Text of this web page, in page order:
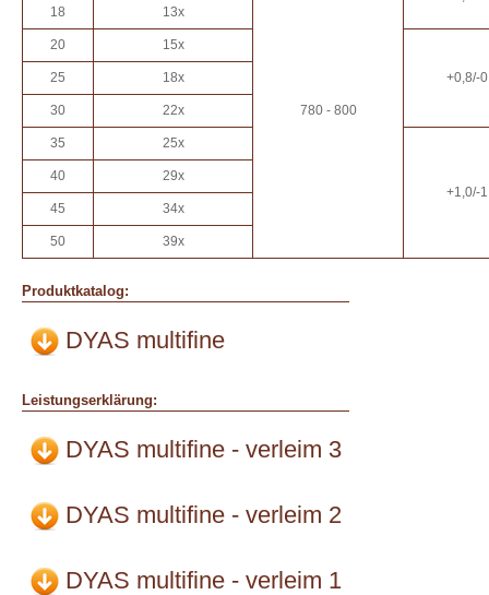
780 - 800
18
13x
20 15x
+0,8/-
25 18x
30 22x
35 25x
+1,0/-
40 29x
45 34x
50 39x
Produktkatalog:
DYAS multifine
Leistungserklärung:
DYAS multifine - verleim 3
DYAS multifine - verleim 2
DYAS multifine - verleim 1